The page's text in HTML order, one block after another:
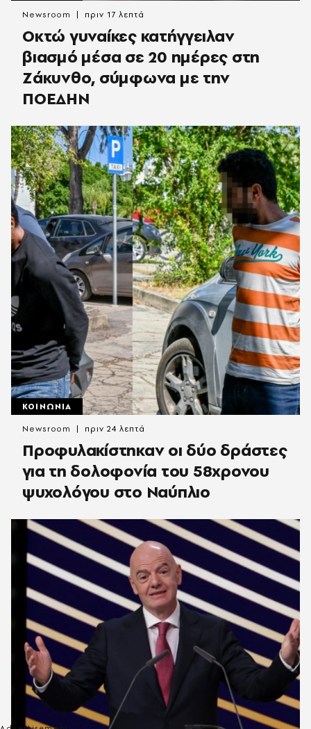
Οκτώ γυναίκες κατήγγειλαν
βιασμό μέσα σε 20 ημέρες στη
Ζάκυνθο, σύμφωνα με την
ΠΟΕΔΗΝ
Newsroom πριν 17 λεπτά
ΚΟΙΝΩΝΙΑ
Προφυλακίστηκαν οι δύο δράστες
για τη δολοφονία του 58χρονου
ψυχολόγου στο Ναύπλιο
Newsroom πριν 24 λεπτά